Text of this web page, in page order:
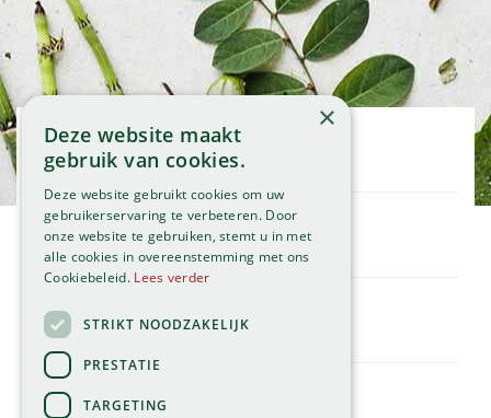
Openingstijden
Maandag
Dinsdag
Woensdag
Donderdag
Zaterdag
Zondag
Bekijk onze afwijkende openingstijden >
Klantenservice
Service
Tuincentrum
Contact
Global Garden
Hillegommerdijk 554
2136 KX Zwaanshoek
×
Deze website maakt
gebruik van cookies.
Deze website gebruikt cookies om uw
gebruikerservaring te verbeteren. Door
onze website te gebruiken, stemt u in met
alle cookies in overeenstemming met ons
Cookiebeleid. Lees verder
STRIKT NOODZAKELIJK
PRESTATIE
TARGETING